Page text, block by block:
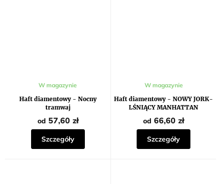
Haft diamentowy - Nocny
tramwaj
Średnia
ocena
produktu
wynosi
5,0
na
5
gwiazdek.
W magazynie
od 57,60 zł
Szczegóły
Haft diamentowy - NOWY JORK-
LŚNIĄCY MANHATTAN
W magazynie
od 66,60 zł
Szczegóły